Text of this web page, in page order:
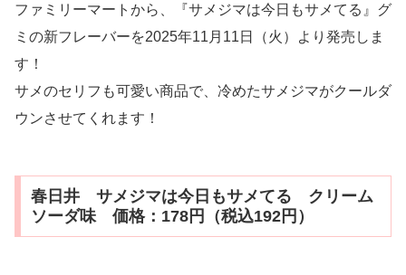
ファミリーマートから、『サメジマは今日もサメてる』グ
ミの新フレーバーを2025年11月11日（火）より発売しま
す！
サメのセリフも可愛い商品で、冷めたサメジマがクールダ
ウンさせてくれます！
春日井 サメジマは今日もサメてる クリーム
ソーダ味 価格：178円（税込192円）